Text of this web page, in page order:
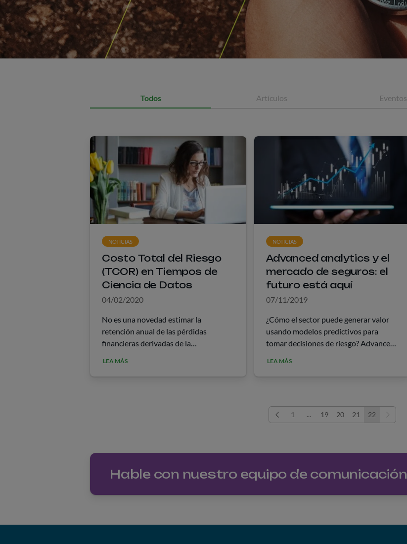
Todos Artículos Eventos
NOTICIAS
Costo Total del Riesgo
(TCOR) en Tiempos de
Ciencia de Datos
04/02/2020
No es una novedad estimar la
retención anual de las pérdidas
financieras derivadas de la
presupuesto de una empresa. Esta
LEA MÁS
NOTICIAS
Advanced analytics y el
mercado de seguros: el
futuro está aquí
07/11/2019
¿Cómo el sector puede generar valor
usando modelos predictivos para
tomar decisiones de riesgo? Advanced
mucho estas palabras. Hoy es casi
LEA MÁS
1 ... 19 20 21 22
Hable con nuestro equipo de comunicación